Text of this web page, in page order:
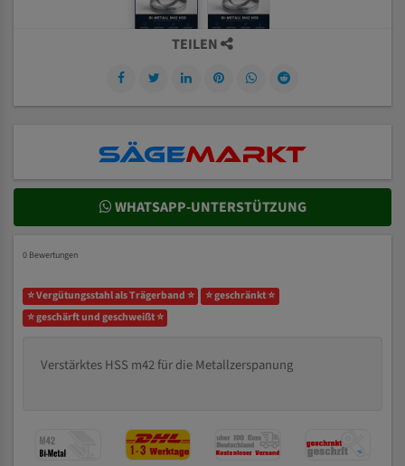
TEILEN
WHATSAPP-UNTERSTÜTZUNG
0 Bewertungen
⭐ Vergütungsstahl als Trägerband ⭐
⭐ geschränkt ⭐
⭐ geschärft und geschweißt ⭐
Verstärktes HSS m42 für die Metallzerspanung